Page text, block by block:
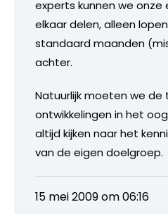
experts kunnen we onze
elkaar delen, alleen
standaard maanden
achter.
Natuurlijk moeten we
ontwikkelingen in het
altijd kijken naar het
van de eigen doelgroep.
15 mei 2009 om 06:16